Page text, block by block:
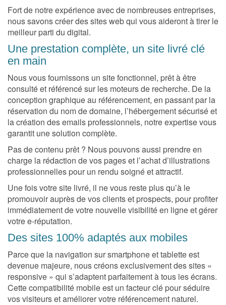
Fort de notre expérience avec de nombreuses entreprises,
nous savons créer des sites web qui vous aideront à tirer le
meilleur parti du digital.
Une prestation complète, un site livré clé
en main
Nous vous fournissons un site fonctionnel, prêt à être
consulté et référencé sur les moteurs de recherche. De la
conception graphique au référencement, en passant par la
réservation du nom de domaine, l’hébergement sécurisé et
la création des emails professionnels, notre expertise vous
garantit une solution complète.
Pas de contenu prêt ? Nous pouvons aussi prendre en
charge la rédaction de vos pages et l’achat d’illustrations
professionnelles pour un rendu soigné et attractif.
Une fois votre site livré, il ne vous reste plus qu’à le
promouvoir auprès de vos clients et prospects, pour profiter
immédiatement de votre nouvelle visibilité en ligne et gérer
votre e-réputation.
Des sites 100% adaptés aux mobiles
Parce que la navigation sur smartphone et tablette est
devenue majeure, nous créons exclusivement des sites «
responsive » qui s’adaptent parfaitement à tous les écrans.
Cette compatibilité mobile est un facteur clé pour séduire
vos visiteurs et améliorer votre référencement naturel.